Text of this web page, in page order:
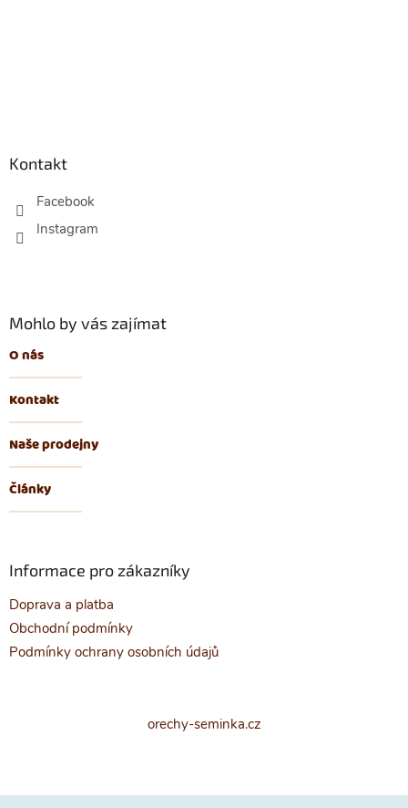
Kontakt
Facebook
Mohlo by vás zajímat
O nás
Kontakt
Naše prodejny
Články
Informace pro zákazníky
Doprava a platba
Obchodní podmínky
Podmínky ochrany osobních údajů
orechy-seminka.cz